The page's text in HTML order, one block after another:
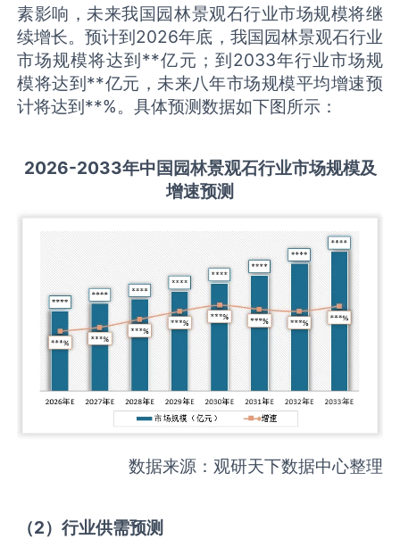
素影响，未来我国园林景观石行业市场规模将继
续增长。预计到2026年底，我国园林景观石行业
市场规模将达到**亿元；到2033年行业市场规
模将达到**亿元，未来八年市场规模平均增速预
计将达到**%。具体预测数据如下图所示：
2026-2033年中国园林景观石行业市场规模及
增速预测
数据来源：观研天下数据中心整理
（2）行业供需预测